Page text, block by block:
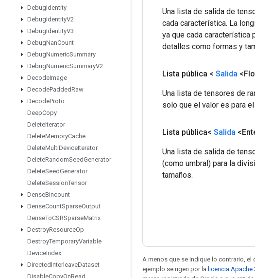
DebugIdentity
DebugIdentityV2
DebugIdentityV3
DebugNanCount
DebugNumericSummary
DebugNumericSummaryV2
DecodeImage
DecodePaddedRaw
DecodeProto
DeepCopy
DeleteIterator
DeleteMemoryCache
DeleteMultiDeviceIterator
DeleteRandomSeedGenerator
DeleteSeedGenerator
DeleteSessionTensor
DenseBincount
DenseCountSparseOutput
DenseToCSRSparseMatrix
DestroyResourceOp
DestroyTemporaryVariable
DeviceIndex
DirectedInterleaveDataset
DisableCopyOnRead
Una lista de salida de
cada característica. La
ya que cada característica
detalles como formas y
Lista pública < Salida
Una lista de tensores de
solo que el valor es para
Lista pública< Salida
Una lista de salida de
(como umbral) para la
tamaños.
A menos que se indique lo contrario,
ejemplo se rigen por la licencia Apache